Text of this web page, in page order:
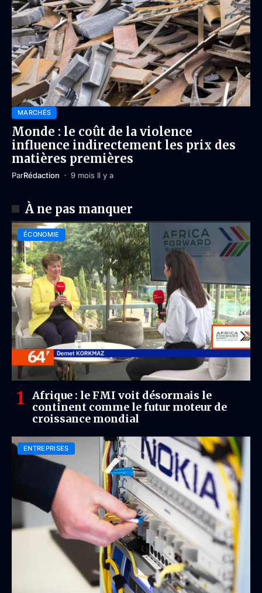
MARCHÉS
Monde : le coût de la violence
influence indirectement les prix des
matières premières
ParRédaction 9 mois Il y a
À ne pas manquer
ÉCONOMIE
Afrique : le FMI voit désormais le
continent comme le futur moteur de
croissance mondial
ENTREPRISES